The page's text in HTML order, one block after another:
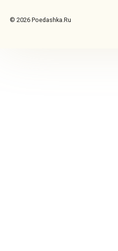
© 2026 Poedashka.Ru